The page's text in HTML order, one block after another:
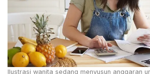
Ilustrasi wanita sedang menyusun anggaran